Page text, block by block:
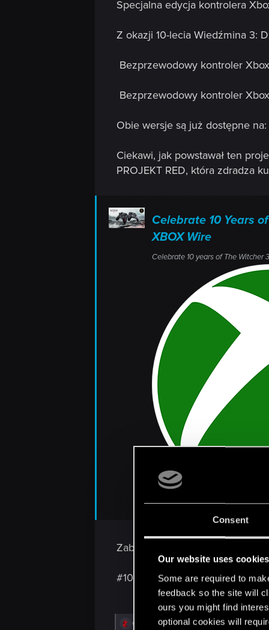
Consent
Our website uses cookies
Some are required to
feedback so the site will
ours you might find
optional cookies will
Specjalna edycja kontrolera
Z okazji 10-lecia Wiedźmina 3:
Bezprzewodowy kontroler
Bezprzewodowy kontroler
Obie wersje są już dostępne na:
Ciekawi, jak powstawał ten
PROJEKT RED, która zdradza
Celebrate 10 Years
XBOX Wire
Celebrate 10 years of The
Zabijanie potworów nigdy nie
#10YearsofTheWitcher3
Rcasper77,Vistula77,genNightyand 9